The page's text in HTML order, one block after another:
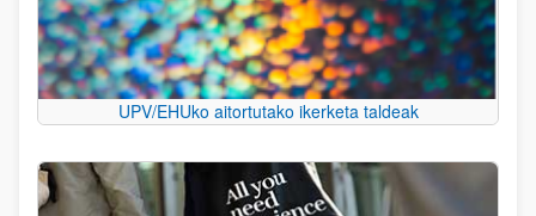
UPV/EHUko aitortutako ikerketa taldeak